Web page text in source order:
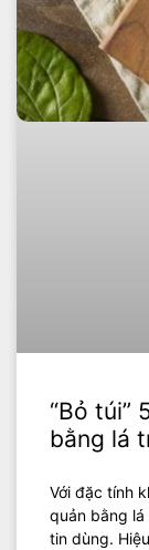
“Bỏ túi”
bằng lá
Với đặc tính
quản bằng
tin dùng.